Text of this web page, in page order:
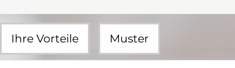
Ihre Vorteile Muster